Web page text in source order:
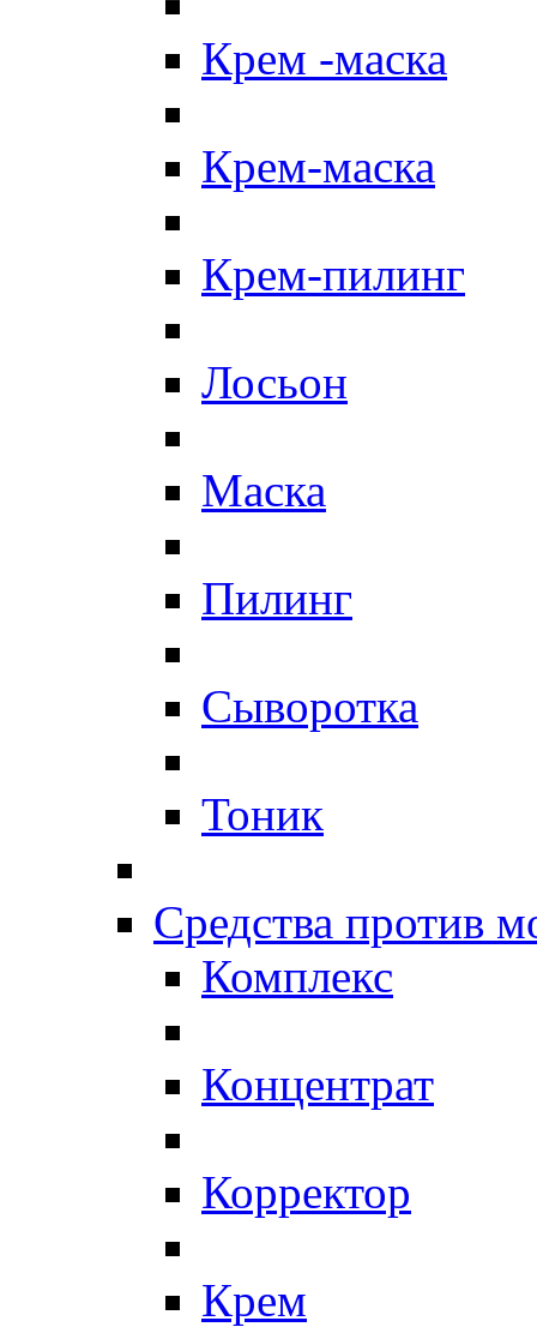
Крем -маска
Крем-маска
Крем-пилинг
Лосьон
Маска
Пилинг
Сыворотка
Тоник
Средства против
Комплекс
Концентрат
Корректор
Крем